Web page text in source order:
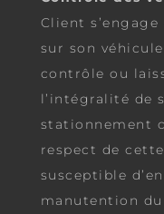
Client
sur son
contrôle ou
l’intégralité de
stationnement
respect de
susceptible
manutention